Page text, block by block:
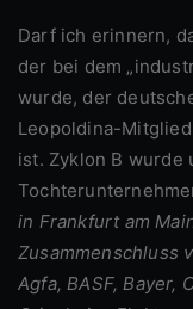
Darf ich erinnern, dass der Erfinder/Vater von Zyklon B,
der bei dem
wurde, der
Leopoldina-
ist. Zyklon B wurde
in Frankfurt am
Zusammenschluss
Agfa, BASF, Bayer,